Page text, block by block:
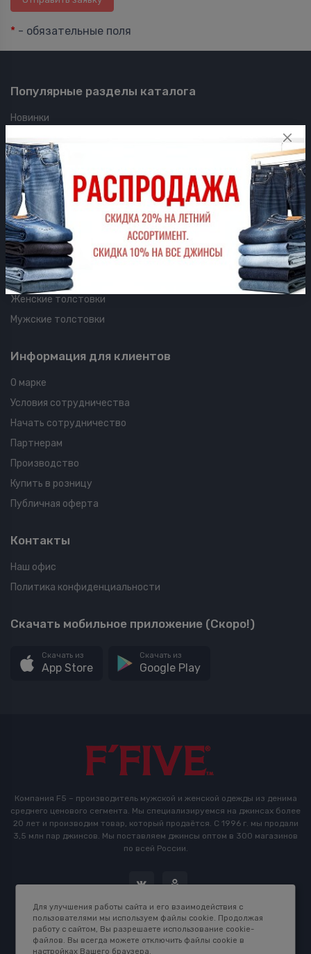
* - обязательные поля
Популярные разделы каталога
Новинки
Мужские джинсы
Prime Line
Утепленные джинсы
Женские футболки
Мужские футболки
Женские шорты
Мужские шорты
Женские толстовки
Мужские толстовки
Информация для клиентов
О марке
Условия сотрудничества
Начать сотрудничество
Партнерам
Производство
Купить в розницу
Публичная оферта
Контакты
Наш офис
Политика конфиденциальности
Скачать мобильное приложение (Скоро!)
Скачать из
App Store
Скачать из
Google Play
Компания F5 – производитель мужской и женской одежды из денима
среднего ценового сегмента. Мы специализируемся на джинсах более
20 лет и производим товар, который продаётся. С 1996 г. мы продали
3,5 млн пар джинсов. Мы поставляем джинсы оптом в 300 магазинов
по всей России.
Для улучшения работы сайта и его взаимодействия с
пользователями мы используем файлы cookie. Продолжая
работу с сайтом, Вы разрешаете использование cookie-
файлов. Вы всегда можете отключить файлы cookie в
настройках Вашего браузера.